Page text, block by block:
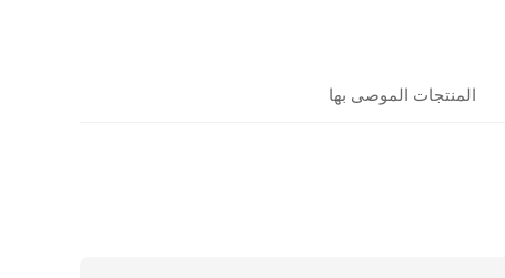
المنتجات الموصى بها